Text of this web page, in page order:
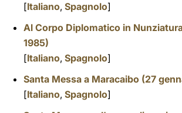
[Italiano, Spagnolo]
Al Corpo Diplomatico in
1985)
[Italiano, Spagnolo]
Santa Messa a Maracaibo (27
[Italiano, Spagnolo]